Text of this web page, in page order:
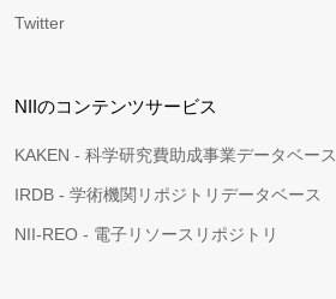
Twitter
NIIのコンテンツサービス
KAKEN - 科学研究費助成事業データベース
IRDB - 学術機関リポジトリデータベース
NII-REO - 電子リソースリポジトリ